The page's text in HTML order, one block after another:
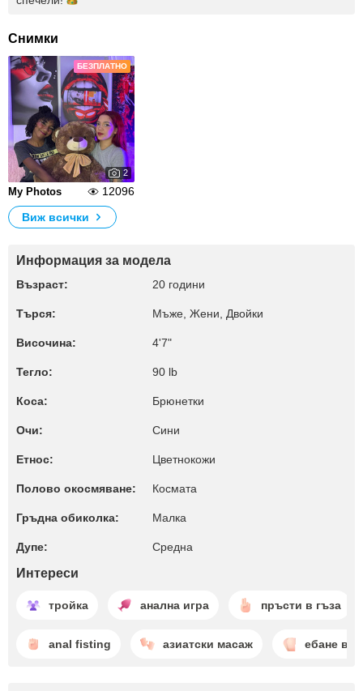
Снимки
БЕЗПЛАТНО
2
My Photos
12096
Виж всички
Информация за модела
Възраст: 20 години
Търся: Мъже, Жени, Двойки
Височина: 4'7"
Тегло: 90 lb
Коса: Брюнетки
Очи: Сини
Етнос: Цветнокожи
Полово окосмяване: Космата
Гръдна обиколка: Малкa
Дупе: Среднa
Интереси
тройка анална игра пръсти в гъза
anal fisting азиатски масаж ебане в